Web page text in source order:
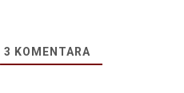
3 KOMENTARA